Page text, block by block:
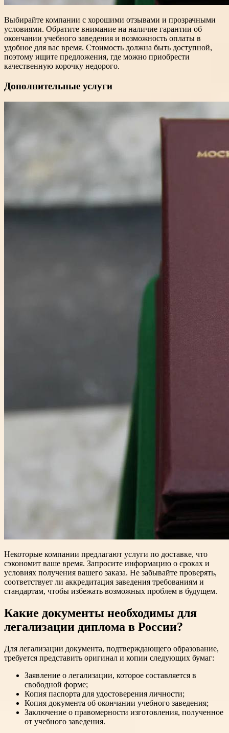
Выбирайте компании с хорошими отзывами и прозрачными
условиями. Обратите внимание на наличие гарантии об
окончании учебного заведения и возможность оплаты в
удобное для вас время. Стоимость должна быть доступной,
поэтому ищите предложения, где можно приобрести
качественную корочку недорого.
Дополнительные услуги
Некоторые компании предлагают услуги по доставке, что
сэкономит ваше время. Запросите информацию о сроках и
условиях получения вашего заказа. Не забывайте проверять,
соответствует ли аккредитация заведения требованиям и
стандартам, чтобы избежать возможных проблем в будущем.
Какие документы необходимы для
легализации диплома в России?
Для легализации документа, подтверждающего образование,
требуется представить оригинал и копии следующих бумаг:
Заявление о легализации, которое составляется в
свободной форме;
Копия паспорта для удостоверения личности;
Копия документа об окончании учебного заведения;
Заключение о правомерности изготовления, полученное
от учебного заведения.